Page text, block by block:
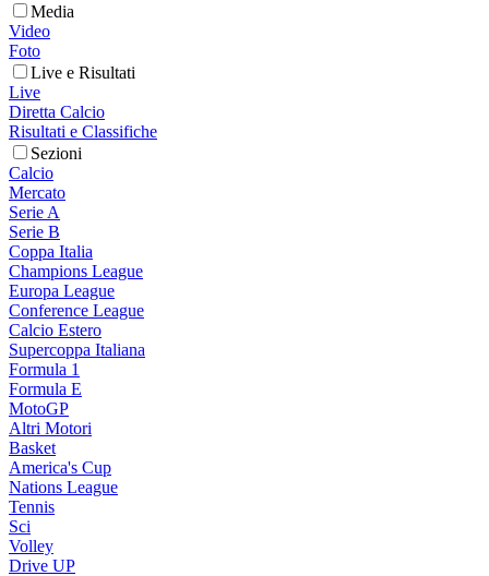
Media
Video
Foto
Live e Risultati
Live
Diretta Calcio
Risultati e Classifiche
Sezioni
Calcio
Mercato
Serie A
Serie B
Coppa Italia
Champions League
Europa League
Conference League
Calcio Estero
Supercoppa Italiana
Formula 1
Formula E
MotoGP
Altri Motori
Basket
America's Cup
Nations League
Tennis
Sci
Volley
Drive UP